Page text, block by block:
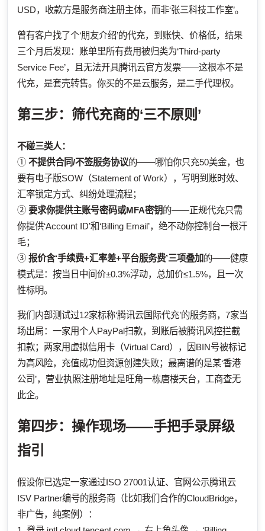
USD，收款方是服务商注册主体，而非‘张三科技工作室’。
曾有客户找了个‘朋友介绍’的代充，到账快、价格低，结果
三个月后发现：账单里所有费用被归类为‘Third-party
Service Fee’，且无法开具腾讯云官方发票——这根本不是
代充，是套壳转售。你买的不是云服务，是二手代理权。
第三步：筛代充商的‘三不原则’
不碰三类人：
① 不提供合同/不签服务协议的——哪怕你只充50美金，也
要有电子版SOW（Statement of Work），写明到账时效、
汇率锁定方式、纠纷处理流程；
② 要求你提供主账号密码或MFA密钥的——正规代充只需
你提供‘Account ID’和‘Billing Email’，绝不动你控制台一根汗
毛；
③ 报价含‘手续费+汇率差+平台服务费’三项叠加的——健康
模式是：按当日中间价±0.3%浮动，总加价≤1.5%，且一次
性标明。
我们内部测试过12家标称‘腾讯云国际代充’的服务商，7家当
场出局：一家用个人PayPal扫款，到账后被腾讯风控拦截
扣款；两家用虚拟信用卡（Virtual Card），因BIN号被标记
为高风险，充值成功但资源创建失败；最离谱的是某‘香港
公司’，营业执照注册地址是旺角一栋唐楼天台，工商查无
此企。
第四步：操作现场——手把手录屏级
指引
假设你已选定一家通过ISO 27001认证、官网公示腾讯云
ISV Partner编号的服务商（比如我们合作的CloudBridge，
非广告，纯案例）：